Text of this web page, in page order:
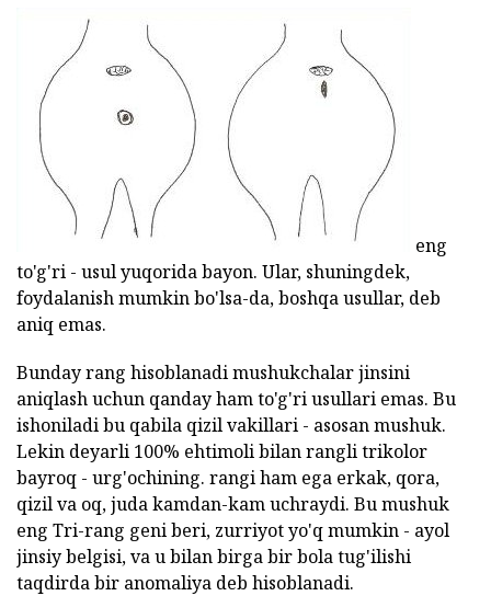
eng
to'g'ri - usul yuqorida bayon. Ular, shuningdek,
foydalanish mumkin bo'lsa-da, boshqa usullar, deb
aniq emas.
Bunday rang hisoblanadi mushukchalar jinsini
aniqlash uchun qanday ham to'g'ri usullari emas. Bu
ishoniladi bu qabila qizil vakillari - asosan mushuk.
Lekin deyarli 100% ehtimoli bilan rangli trikolor
bayroq - urg'ochining. rangi ham ega erkak, qora,
qizil va oq, juda kamdan-kam uchraydi. Bu mushuk
eng Tri-rang geni beri, zurriyot yo'q mumkin - ayol
jinsiy belgisi, va u bilan birga bir bola tug'ilishi
taqdirda bir anomaliya deb hisoblanadi.